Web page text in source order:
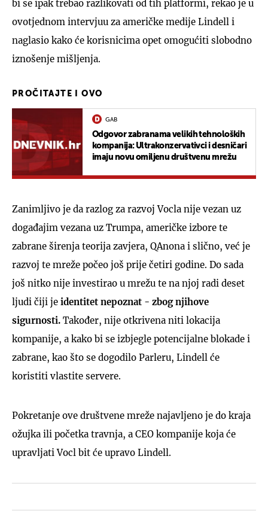
bi se ipak trebao razlikovati od tih platformi, rekao je u
ovotjednom intervjuu za američke medije Lindell i
naglasio kako će korisnicima opet omogućiti slobodno
iznošenje mišljenja.
PROČITAJTE I OVO
GAB
Odgovor zabranama velikih tehnoloških
kompanija: Ultrakonzervativci i desničari
imaju novu omiljenu društvenu mrežu
Zanimljivo je da razlog za razvoj Vocla nije vezan uz
događajim vezana uz Trumpa, američke izbore te
zabrane širenja teorija zavjera, QAnona i slično, već je
razvoj te mreže počeo još prije četiri godine. Do sada
još nitko nije investirao u mrežu te na njoj radi deset
ljudi čiji je identitet nepoznat - zbog njihove
sigurnosti. Također, nije otkrivena niti lokacija
kompanije, a kako bi se izbjegle potencijalne blokade i
zabrane, kao što se dogodilo Parleru, Lindell će
koristiti vlastite servere.
Pokretanje ove društvene mreže najavljeno je do kraja
ožujka ili početka travnja, a CEO kompanije koja će
upravljati Vocl bit će upravo Lindell.